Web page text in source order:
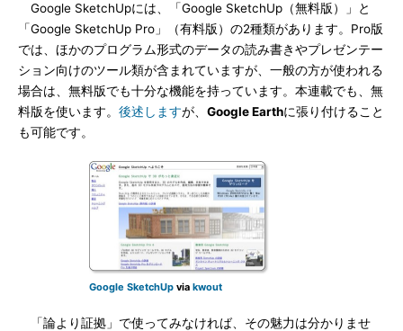
Google SketchUpには、「Google SketchUp（無料版）」と
「Google SketchUp Pro」（有料版）の2種類があります。Pro版
では、ほかのプログラム形式のデータの読み書きやプレゼンテー
ション向けのツール類が含まれていますが、一般の方が使われる
場合は、無料版でも十分な機能を持っています。本連載でも、無
料版を使います。 後述しますが、 Google Earthに張り付けること
も可能です。
Google SketchUp via kwout
「論より証拠」で使ってみなければ、その魅力は分かりませ